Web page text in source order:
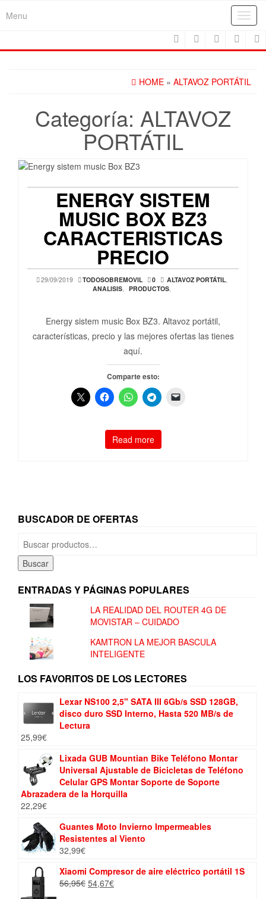
Menu
HOME » ALTAVOZ PORTÁTIL
Categoría: ALTAVOZ
PORTÁTIL
ENERGY SISTEM
MUSIC BOX BZ3
CARACTERISTICAS
PRECIO
29/09/2019 TODOSOBREMOVIL 0 ALTAVOZ PORTÁTIL,
ANALISIS, PRODUCTOS,
Energy sistem music Box BZ3. Altavoz portátil,
características, precio y las mejores ofertas las tienes
aquí.
Comparte esto:
Read more
BUSCADOR DE OFERTAS
Buscar
por:
Buscar
ENTRADAS Y PÁGINAS POPULARES
LA REALIDAD DEL ROUTER 4G DE
MOVISTAR – CUIDADO
KAMTRON LA MEJOR BASCULA
INTELIGENTE
LOS FAVORITOS DE LOS LECTORES
Lexar NS100 2,5" SATA III 6Gb/s SSD 128GB,
disco duro SSD Interno, Hasta 520 MB/s de
Lectura
25,99€
Lixada GUB Mountian Bike Teléfono Montar
Universal Ajustable de Bicicletas de Teléfono
Celular GPS Montar Soporte de Soporte
Abrazadera de la Horquilla
22,29€
Guantes Moto Invierno Impermeables
Resistentes al Viento
32,99€
Xiaomi Compresor de aire eléctrico portátil 1S
56,95€ El
54,67€El